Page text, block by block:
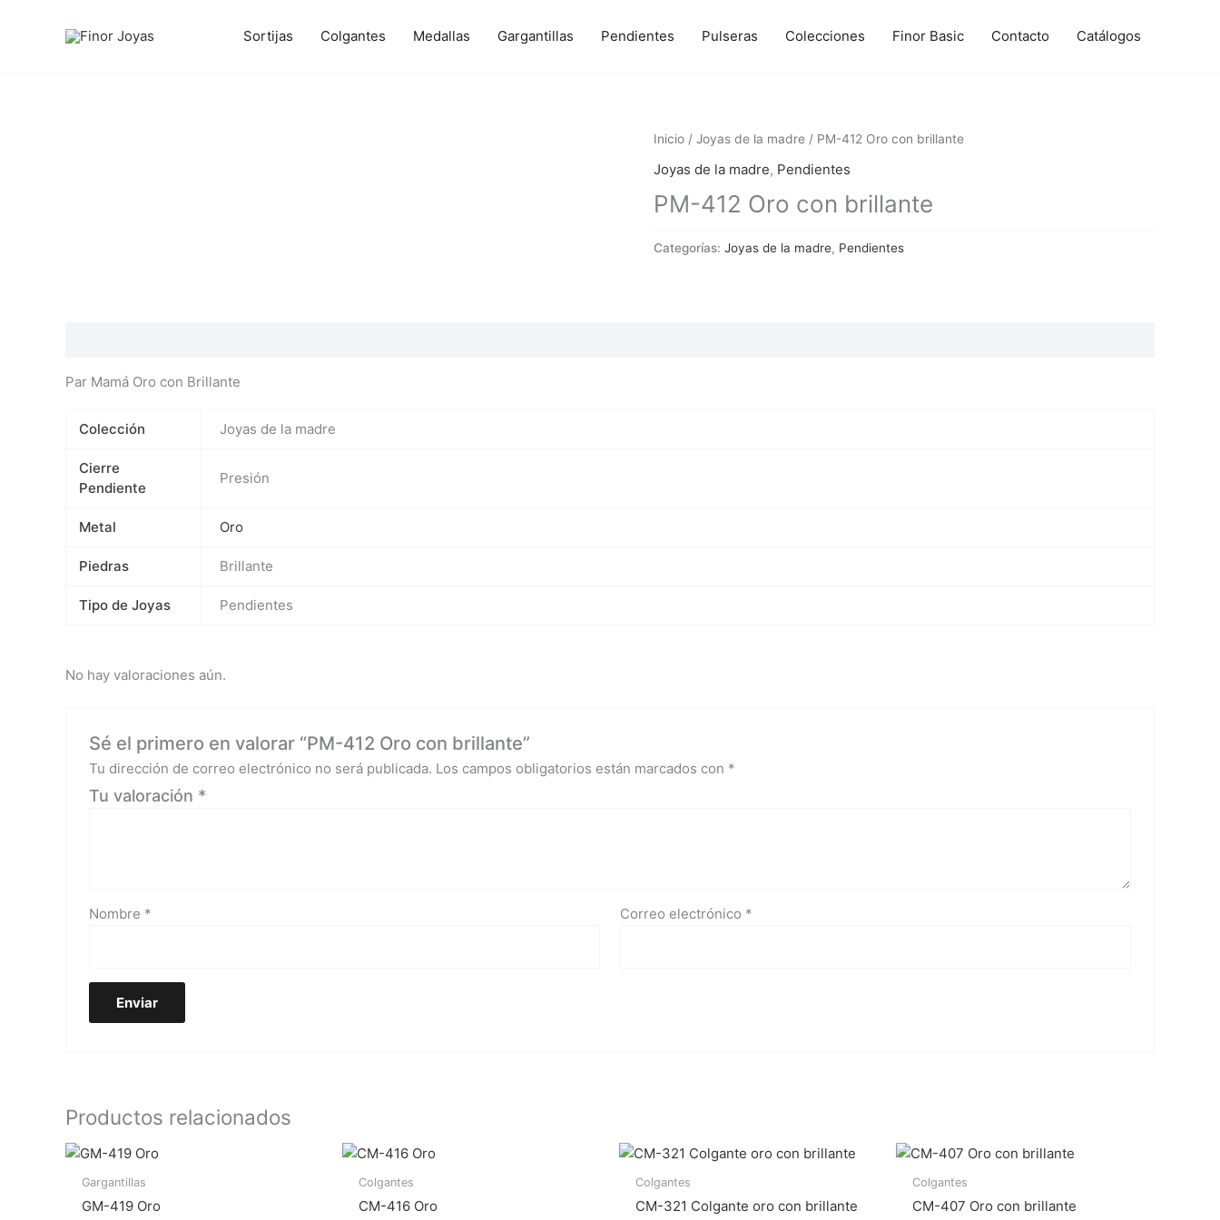
Sortijas Colgantes Medallas Gargantillas Pendientes Pulseras Colecciones Finor Basic Contacto Catálogos
Inicio / Joyas de la madre / PM-412 Oro con brillante
Joyas de la madre, Pendientes
PM-412 Oro con brillante
Categorías: Joyas de la madre, Pendientes
Par Mamá Oro con Brillante
Colección Joyas de la madre
Cierre
Pendiente
Presión
Metal Oro
Piedras Brillante
Tipo de Joyas Pendientes
No hay valoraciones aún.
Sé el primero en valorar “PM-412 Oro con brillante”
Tu dirección de correo electrónico no será publicada. Los campos obligatorios están marcados con *
Tu valoración *
Nombre * Correo electrónico *
Productos relacionados
Gargantillas
GM-419 Oro
Colgantes
CM-416 Oro
Colgantes
CM-321 Colgante oro con brillante
Colgantes
CM-407 Oro con brillante